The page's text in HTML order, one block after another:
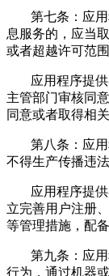
第七条：应
息服务的，应当
或者超越许可范
应用程序提
主管部门审核同
同意或者取得相
第八条：应
不得生产传播违
应用程序提
立完善用户注册
等管理措施，配
第九条：应
行为，通过机器